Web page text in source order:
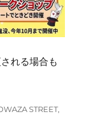
れる場合も
STREET,